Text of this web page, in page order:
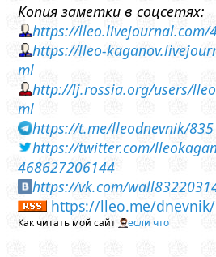
Копия заметки в соцсетях:
https://lleo.livejournal.com/
https://lleo-
ml
http://lj.rossia.org/users/
ml
https://t.me/lleodnevnik/835
https://twitter.com/
468627206144
https://vk.com/
https://lleo.me/dnevnik/
Как читать мой сайт если что